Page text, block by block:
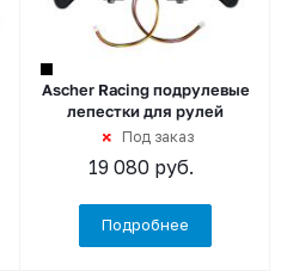
Ascher Racing подрулевые
лепестки для рулей
Под заказ
19 080 руб.
Подробнее